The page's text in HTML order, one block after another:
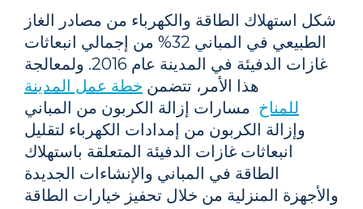
شكل استهلاك الطاقة والكهرباء من مصادر الغاز
الطبيعي في المباني 32% من إجمالي انبعاثات
غازات الدفيئة في المدينة عام 2016. ولمعالجة
هذا الأمر، تتضمن خطة عمل المدينة
للمناخ مسارات إزالة الكربون من المباني
وإزالة الكربون من إمدادات الكهرباء لتقليل
انبعاثات غازات الدفيئة المتعلقة باستهلاك
الطاقة في المباني والإنشاءات الجديدة
والأجهزة المنزلية من خلال تحفيز خيارات الطاقة